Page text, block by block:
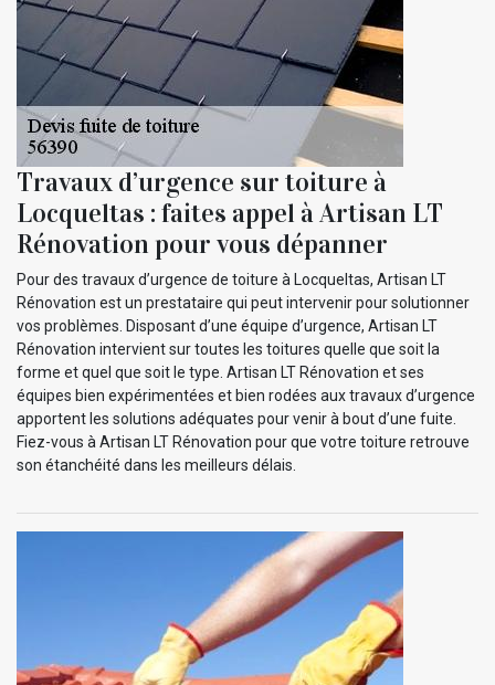
Travaux d’urgence sur toiture à
Locqueltas : faites appel à Artisan LT
Rénovation pour vous dépanner
Pour des travaux d’urgence de toiture à Locqueltas, Artisan LT
Rénovation est un prestataire qui peut intervenir pour solutionner
vos problèmes. Disposant d’une équipe d’urgence, Artisan LT
Rénovation intervient sur toutes les toitures quelle que soit la
forme et quel que soit le type. Artisan LT Rénovation et ses
équipes bien expérimentées et bien rodées aux travaux d’urgence
apportent les solutions adéquates pour venir à bout d’une fuite.
Fiez-vous à Artisan LT Rénovation pour que votre toiture retrouve
son étanchéité dans les meilleurs délais.